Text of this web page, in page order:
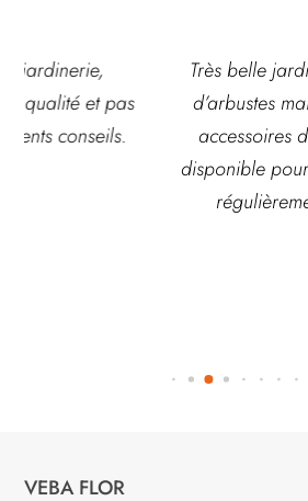
Très belle jardinerie, grand
d’arbustes mais également de
accessoires de jardin.
disponible pour échanger et
régulièrement et ne suis
VEBA FLOR